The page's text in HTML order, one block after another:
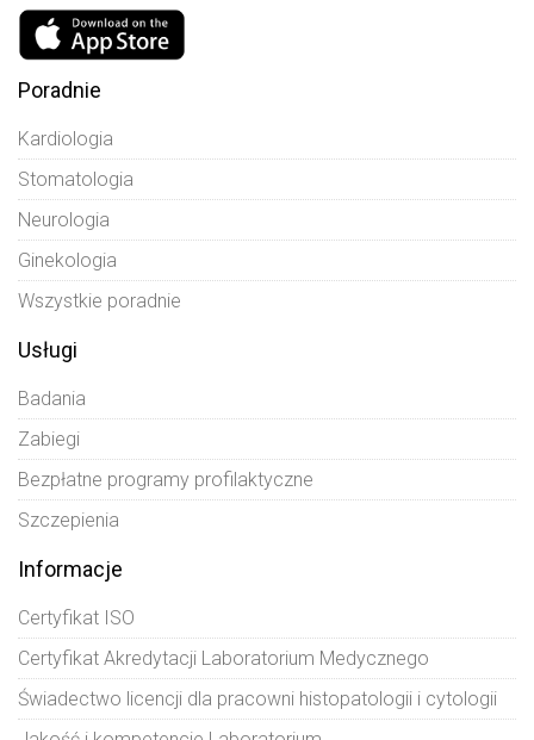
Poradnie
Kardiologia
Stomatologia
Neurologia
Ginekologia
Wszystkie poradnie
Usługi
Badania
Zabiegi
Bezpłatne programy profilaktyczne
Szczepienia
Informacje
Certyfikat ISO
Certyfikat Akredytacji Laboratorium Medycznego
Świadectwo licencji dla pracowni histopatologii i cytologii